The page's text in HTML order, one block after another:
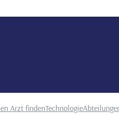
Arzt findenTechnologie